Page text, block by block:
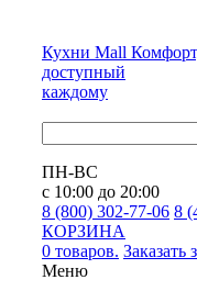
Кухни Mall
доступный
каждому
ПН-ВС
с 10:00 до 20:00
8 (800) 302-77-06 8
КОРЗИНА
0 товаров. Заказать
Меню